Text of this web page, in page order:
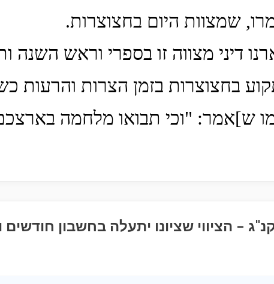
שמצוות היום בחצוצרות.
דיני מצווה זו בספרי וראש השנה
בחצוצרות בזמן הצרות והרעות
ש]אמר: "וכי תבואו מלחמה